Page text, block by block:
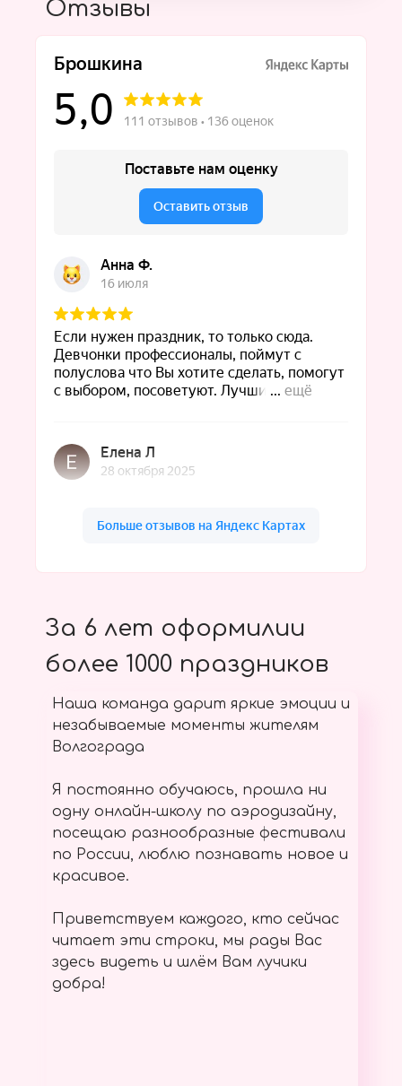
Отзывы
За 6 лет оформилии
более 1000 праздников
Наша команда дарит яркие эмоции и
незабываемые моменты жителям
Волгограда
Я постоянно обучаюсь, прошла ни
одну онлайн-школу по аэродизайну,
посещаю разнообразные фестивали
по России, люблю познавать новое и
красивое.
Приветствуем каждого, кто сейчас
читает эти строки, мы рады Вас
здесь видеть и шлём Вам лучики
добра!